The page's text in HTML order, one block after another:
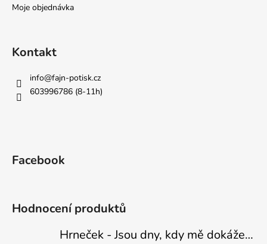
Moje objednávka
Kontakt
info@fajn-potisk.cz
603996786 (8-11h)
Facebook
Hodnocení produktů
Hrneček - Jsou dny, kdy mě dokáže nasrat i vzduch - Sova